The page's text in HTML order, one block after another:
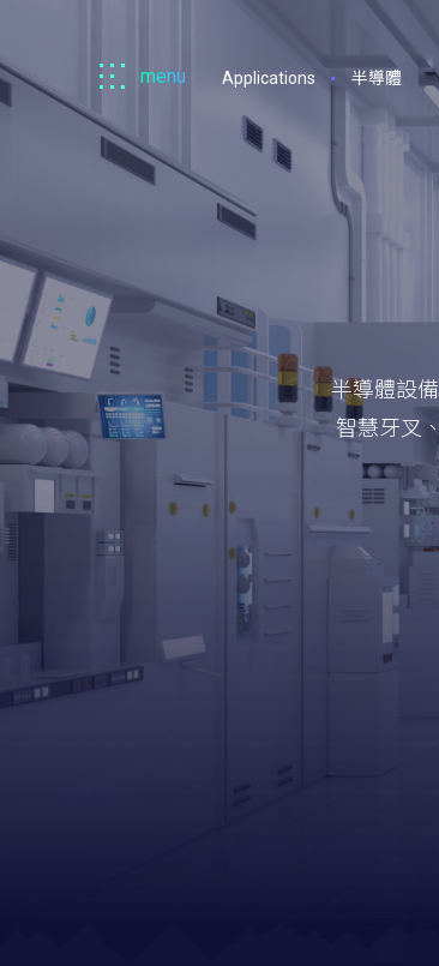
Machsync
森
menu Applications 半導體
半導體設
智慧牙叉